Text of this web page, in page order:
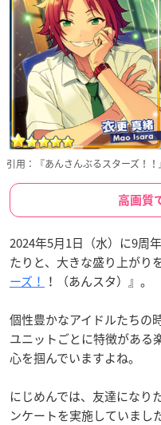
引用：『あんさんぶるスターズ！！
高画質
2024年5月1日（水）に9周
たりと、大きな盛り上がり
ーズ！ ！（あんスタ）』。
個性豊かなアイドルたちの
ユニットごとに特徴がある
心を掴んでいますよね。
にじめんでは、友達になり
ンケートを実施していまし